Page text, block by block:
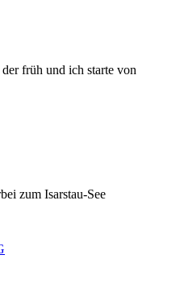
früh und ich starte von
zum Isarstau-See